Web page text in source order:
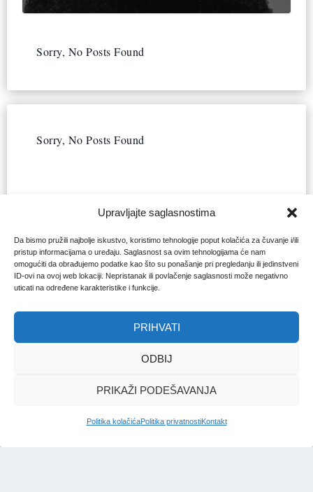
Upravljajte saglasnostima
Da bismo pružili najbolje iskustvo, koristimo tehnologije poput kolačića za čuvanje i/ili
pristup informacijama o uređaju. Saglasnost sa ovim tehnologijama će nam
omogućiti da obrađujemo podatke kao što su ponašanje pri pregledanju ili jedinstveni
ID-ovi na ovoj web lokaciji. Nepristanak ili povlačenje saglasnosti može negativno
uticati na određene karakteristike i funkcije.
PRIHVATI
ODBIJ
PRIKAŽI PODEŠAVANJA
Politika kolačićaPolitika privatnostiKontakt
Sorry, No Posts Found
Sorry, No Posts Found